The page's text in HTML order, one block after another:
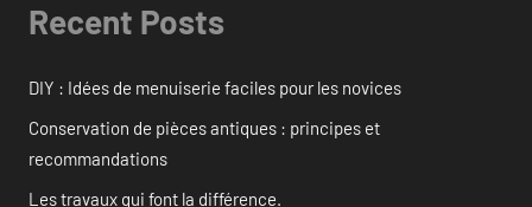
Recent Posts
DIY : Idées de menuiserie faciles pour les novices
Conservation de pièces antiques : principes et
recommandations
Les travaux qui font la différence.